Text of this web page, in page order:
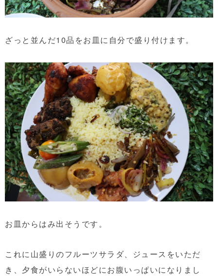
ざっと並んだ10品をお皿に自分で盛り付けます。
お皿からはみ出そうです。
これに山盛りのフルーツサラダ、ジュースをいただ
き、夕食がいらないほどにお腹いっぱいになりまし